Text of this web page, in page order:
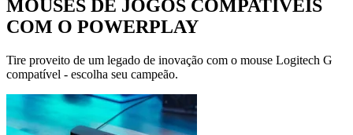
MOUSES DE JOGOS COMPATÍVEIS
COM O POWERPLAY
Tire proveito de um legado de inovação com o mouse Logitech G
compatível - escolha seu campeão.